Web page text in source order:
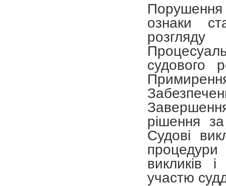
ознаки
судового
рішення
Судові
процедури
викликів
участю